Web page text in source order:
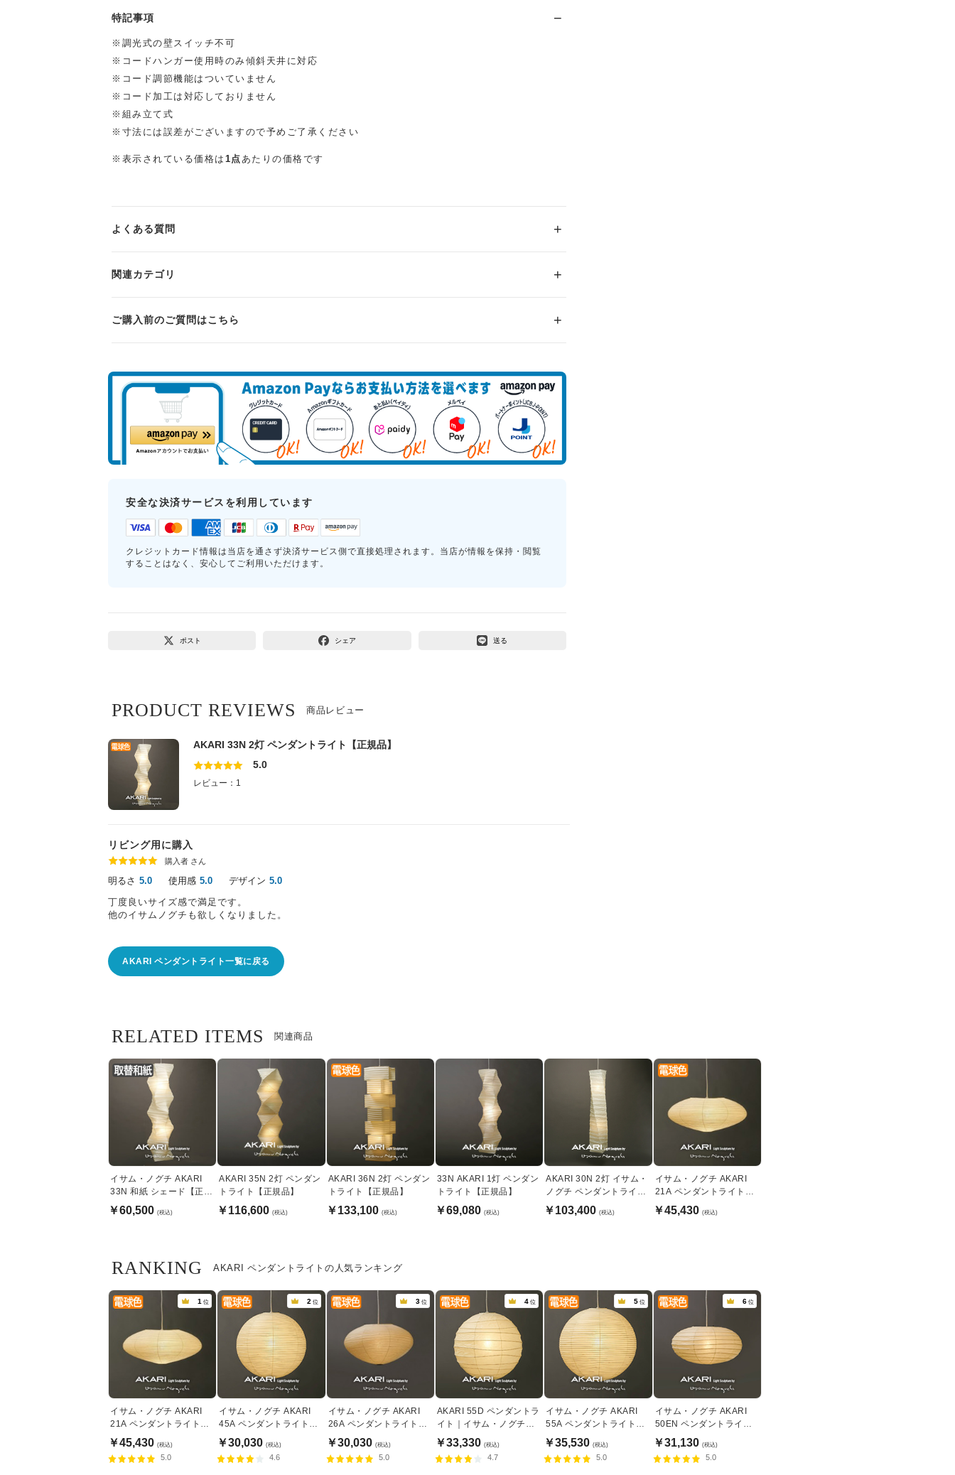
特記事項
※調光式の壁スイッチ不可
※コードハンガー使用時のみ傾斜天井に対応
※コード調節機能はついていません
※コード加工は対応しておりません
※組み立て式
※寸法には誤差がございますので予めご了承ください
※表示されている価格は 1点あたりの価格です
よくある質問
関連カテゴリ
ご購入前のご質問はこちら
安全な決済サービスを利用しています
クレジットカード情報は当店を通さず決済サービス側で直接処理されます。当店が情報を保持・閲覧
することはなく、安心してご利用いただけます。
ポスト シェア 送る
商品レビュー
PRODUCT REVIEWS
AKARI 33N 2灯 ペンダントライト【正規品】
5.0
レビュー：1
リビング用に購入
購入者 さん
明るさ 5.0 使用感 5.0 デザイン 5.0
丁度良いサイズ感で満足です。
他のイサムノグチも欲しくなりました。
AKARI ペンダントライト一覧に戻る
関連商品
RELATED ITEMS
イサム・ノグチ AKARI
33N 和紙 シェード【正規
品】
￥60,500 (税込)
AKARI 35N 2灯 ペンダン
トライト【正規品】
￥116,600 (税込)
AKARI 36N 2灯 ペンダン
トライト【正規品】
￥133,100 (税込)
33N AKARI 1灯 ペンダン
トライト【正規品】
￥69,080 (税込)
AKARI 30N 2灯 イサム・
ノグチ ペンダントライト
【正規品】
￥103,400 (税込)
イサム・ノグチ AKARI
21A ペンダントライト
【正規品】
￥45,430 (税込)
AKARI ペンダントライトの人気ランキング
RANKING
1 位
イサム・ノグチ AKARI
21A ペンダントライト
【正規品】
￥45,430 (税込)
5.0
2 位
イサム・ノグチ AKARI
45A ペンダントライト
【正規品】
￥30,030 (税込)
4.6
3 位
イサム・ノグチ AKARI
26A ペンダントライト
【正規品】
￥30,030 (税込)
5.0
4 位
AKARI 55D ペンダントラ
イト｜イサム・ノグチ
【正規品】
￥33,330 (税込)
4.7
5 位
イサム・ノグチ AKARI
55A ペンダントライト
【正規品】
￥35,530 (税込)
5.0
6 位
イサム・ノグチ AKARI
50EN ペンダントライト
【正規品】
￥31,130 (税込)
5.0